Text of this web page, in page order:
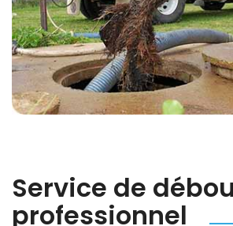
Service de
professionnel